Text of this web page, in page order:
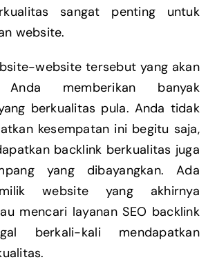
sangat penting untuk
website.
website tersebut yang akan
Anda memberikan banyak
berkualitas pula. Anda tidak
kesempatan ini begitu saja,
backlink berkualitas juga
yang dibayangkan. Ada
website yang akhirnya
mencari layanan SEO backlink
berkali-kali mendapatkan